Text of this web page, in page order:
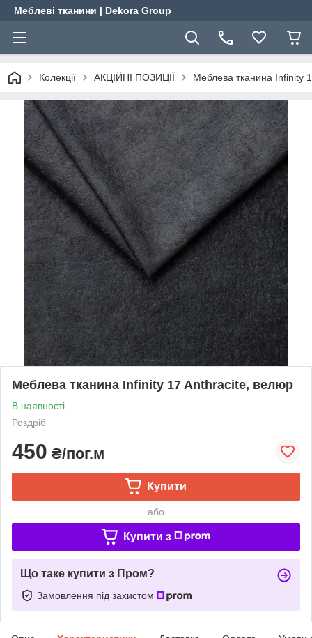
Меблеві тканини | Dekora Group
Колекції АКЦІЙНІ ПОЗИЦІЇ Меблева тканина Infinity
Меблева тканина Infinity 17 Anthracite, велюр
В наявності
Роздріб
450 ₴/пог.м
Купити
або
Купити з
Що таке купити з Пром?
Замовлення під захистом